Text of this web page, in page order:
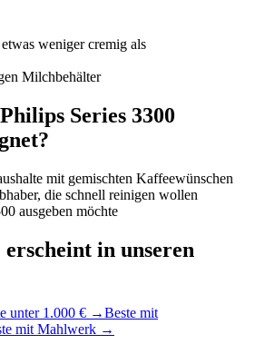
weniger cremig als
Milchbehälter
Philips Series 3300
mit gemischten Kaffeewünschen
die schnell reinigen wollen
ausgeben möchte
erscheint in unseren
unter 1.000 € →Beste mit
mit Mahlwerk →